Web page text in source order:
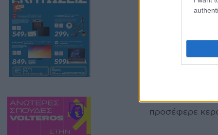
Η τέλεση
προσέφερε